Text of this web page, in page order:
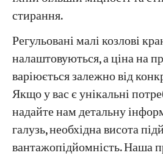
стирання.
Регульовані малі козлові
налаштовуються, а ціна на
варіюється залежно від
Якщо у вас є унікальні
надайте нам детальну
галузь, необхідна висота
вантажопідйомність. Наша